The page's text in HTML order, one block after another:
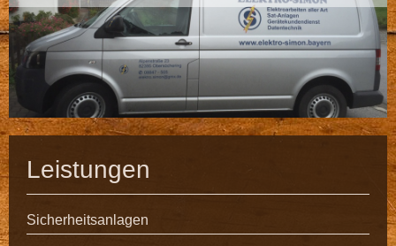
Leistungen
Sicherheitsanlagen